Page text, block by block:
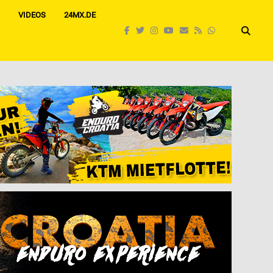
VIDEOS 24MX.DE